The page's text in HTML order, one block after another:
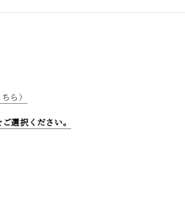
ら）
選択ください。